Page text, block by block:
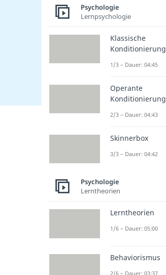
Psychologie
Lernpsychologie
Klassische
Konditionierung
1/3 – Dauer: 04:45
Operante
Konditionierung
2/3 – Dauer: 04:43
Skinnerbox
3/3 – Dauer: 04:42
Psychologie
Lerntheorien
Lerntheorien
1/6 – Dauer: 05:00
Behaviorismus
2/6 – Dauer: 03:37